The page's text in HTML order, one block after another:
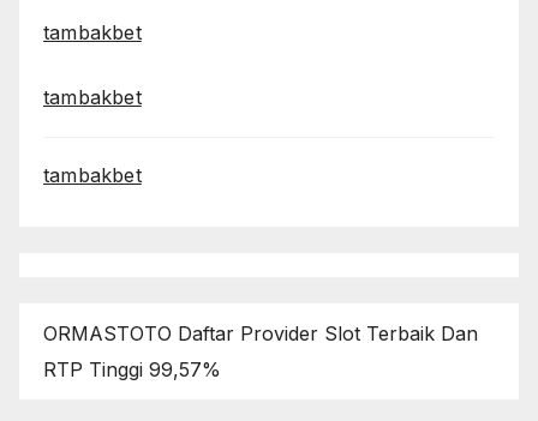
tambakbet
tambakbet
tambakbet
ORMASTOTO Daftar Provider Slot Terbaik Dan
RTP Tinggi 99,57%